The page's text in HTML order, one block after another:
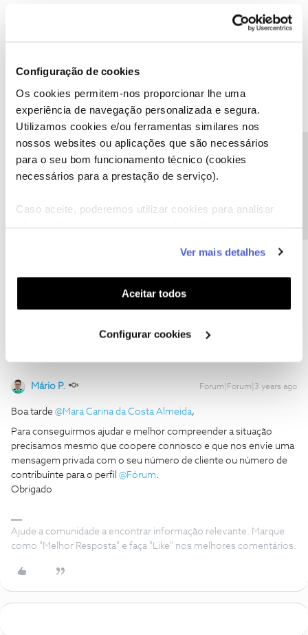
Configuração de cookies
Os cookies permitem-nos proporcionar lhe uma
experiência de navegação personalizada e segura.
Utilizamos cookies e/ou ferramentas similares nos
nossos websites ou aplicações que são necessários
para o seu bom funcionamento técnico (cookies
necessários para a prestação de serviço).
Caso aceite, poderemos utilizar cookies para analisar
funcionalidades (cookies de personalização e
funcionalidade) e adaptar anúncios aos seus interesses
(cookies de publicidade personalizada). Pode gerir a
utilização dos cookies clicando em "Configurar
Ver mais detalhes
Aceitar todos
Configurar cookies
M Mara Carina da Costa Almeida
Mário P. Forum|Forum|3 years ago
Boa tarde @Mara Carina da Costa Almeida,
Para conseguirmos ajudar e melhor compreender a situação
precisamos mesmo que coopere connosco e que nos envie uma
mensagem privada com o seu número de cliente ou número de
contribuinte para o perfil @Fórum.
Obrigado
Ajude a comunidade a encontrar informação relevante. Marque
como "Melhor Resposta" e faça "Like" nos melhores comentários.